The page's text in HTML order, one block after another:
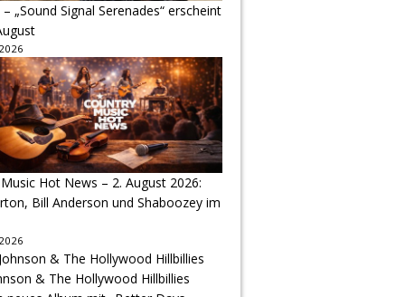
„Sound Signal Serenades“ erscheint
Hot News – 2. August 2026:
Bill Anderson und Shaboozey im
& The Hollywood Hillbillies